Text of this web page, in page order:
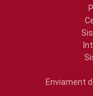
Enviament